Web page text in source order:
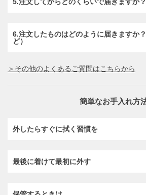
6.注文したものはどのように届きますか
ど）
＞その他のよくあるご質問はこちらから
簡単なお手入れ方
外したらすぐに拭く習慣を
最後に着けて最初に外す